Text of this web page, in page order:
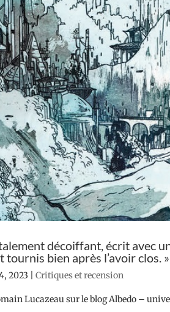
décoiffant, écrit avec
bien après l’avoir clos. »
2023 |Critiques et recension
Lucazeau sur le blog Albedo –